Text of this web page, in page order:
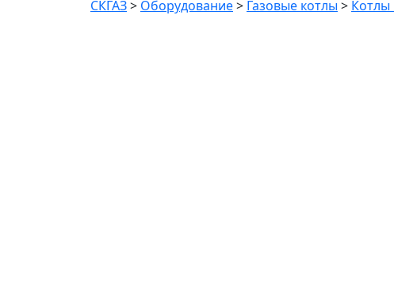
СКГАЗ> Оборудование> Газовые котлы > Котлы